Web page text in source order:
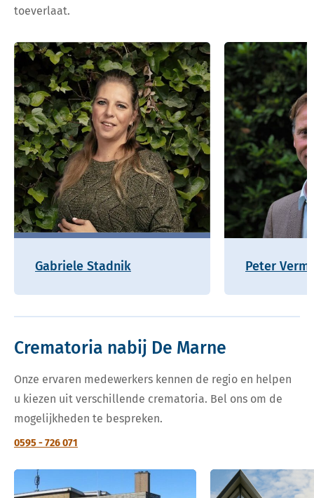
toeverlaat.
Gabriele Stadnik Peter
Crematoria nabij De Marne
Onze ervaren medewerkers kennen de regio en helpen
u kiezen uit verschillende crematoria. Bel ons om de
mogelijkheden te bespreken.
0595 - 726 071